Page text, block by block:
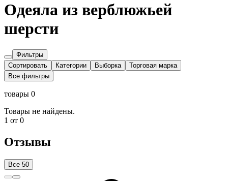
Одеяла из верблюжьей
шерсти
Фильтры
Сортировать
Категории Выборка
Торговая марка
Все фильтры
товары 0
Товары не найдены.
1 от 0
Отзывы
Все 50